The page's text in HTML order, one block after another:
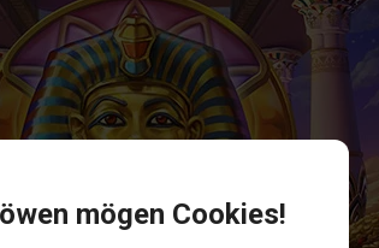
mögen Cookies!